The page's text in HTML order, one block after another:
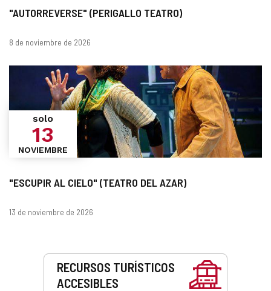
"AUTORREVERSE" (PERIGALLO TEATRO)
Fechas
8 de noviembre de 2026
"ESCUPIR AL CIELO" (TEATRO DEL AZAR)
solo
13
NOVIEMBRE
Fechas
13 de noviembre de 2026
RECURSOS TURÍSTICOS
ACCESIBLES